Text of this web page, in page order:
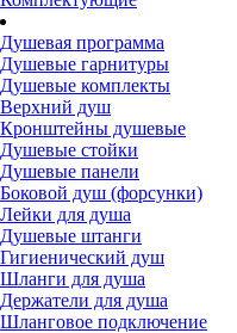
Душевая программа
Душевые гарнитуры
Душевые комплекты
Верхний душ
Кронштейны душевые
Душевые стойки
Душевые панели
Боковой душ (форсунки)
Лейки для душа
Душевые штанги
Гигиенический душ
Шланги для душа
Держатели для душа
Шланговое подключение